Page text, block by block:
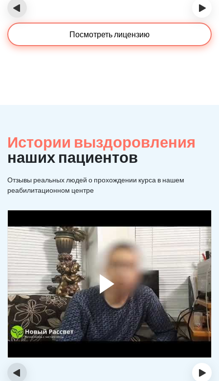
‹ ›
Посмотреть лицензию
Истории выздоровления
наших пациентов
Отзывы реальных людей о прохождении курса в нашем
реабилитационном центре
‹ ›